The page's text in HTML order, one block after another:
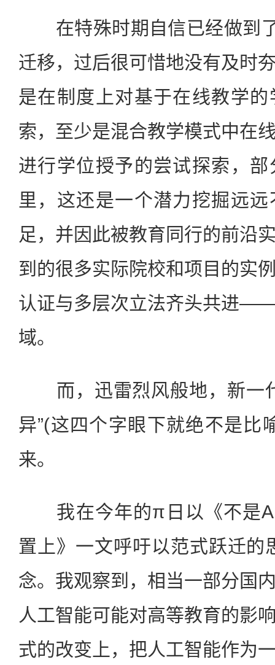
在特殊时期自信已经做到了
迁移，过后很可惜地没有及时
是在制度上对基于在线教学
索，至少是混合教学模式中在
进行学位授予的尝试探索，
里，这还是一个潜力挖掘远
足，并因此被教育同行的前
到的很多实际院校和项目的实
认证与多层次立法齐头共进
域。
而，迅雷烈风般地，新一
异”(这四个字眼下就绝不是比
来。
我在今年的π日以《不是
置上》一文呼吁以范式跃迁的
念。我观察到，相当一部分国
人工智能可能对高等教育的影
式的改变上，把人工智能作为